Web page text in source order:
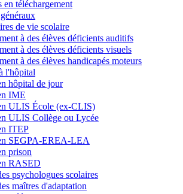
téléchargement
de vie scolaire
à des élèves déficients auditifs
à des élèves déficients visuels
à des élèves handicapés moteurs
l'hôpital
hôpital de jour
IME
ULIS École (ex-CLIS)
ULIS Collège ou Lycée
ITEP
SEGPA-EREA-LEA
prison
RASED
psychologues scolaires
maîtres d'adaptation